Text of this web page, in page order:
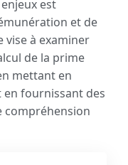
est
et de
vise à examiner
de la prime
mettant en
fournissant des
compréhension